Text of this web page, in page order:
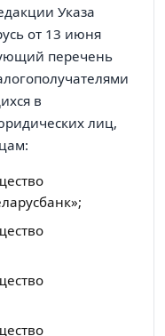
Указа
от 13 июня
перечень
в
лиц,